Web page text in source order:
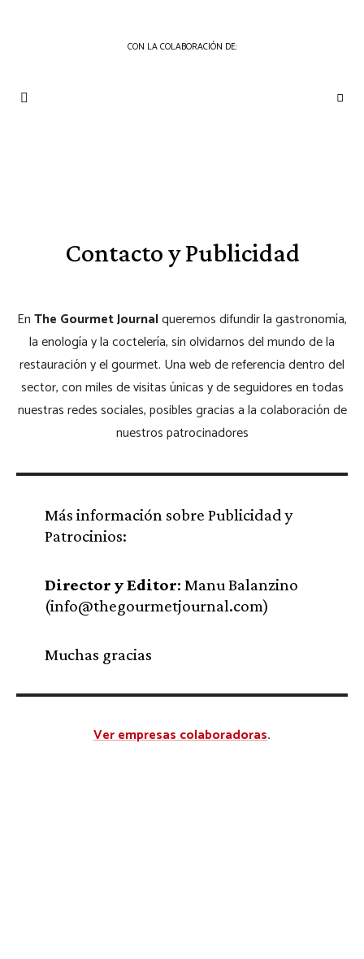
CON LA COLABORACIÓN DE:
Contacto y Publicidad
EnThe Gourmet Journalqueremos difundir la gastronomía,
la enología y la coctelería, sin olvidarnos del mundo de la
restauración y el gourmet. Una web de referencia dentro del
sector, con miles de visitas únicas y de seguidores en todas
nuestras redes sociales, posibles gracias a la colaboración de
nuestros patrocinadores
Más información sobre Publicidad y
Patrocinios:
Director y Editor: Manu Balanzino
(info@thegourmetjournal.com)
Muchas gracias
Ver empresas colaboradoras.